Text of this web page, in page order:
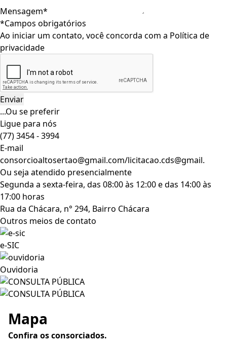
Mensagem*
*Campos obrigatórios
Ao iniciar um contato, você concorda com a Política de
privacidade
...Ou se preferir
Ligue para nós
(77) 3454 - 3994
E-mail
consorcioaltosertao@gmail.com/licitacao.cds@gmail.
Ou seja atendido presencialmente
Segunda a sexta-feira, das 08:00 às 12:00 e das 14:00 às
17:00 horas
Rua da Chácara, n° 294, Bairro Chácara
Outros meios de contato
e-SIC
Ouvidoria
Mapa
Confira os consorciados.